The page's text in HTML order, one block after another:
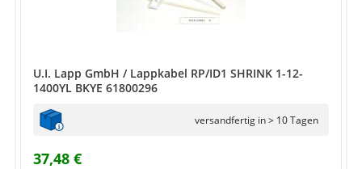
U.I. Lapp GmbH / Lappkabel RP/ID1 SHRINK 1-12-
1400YL BKYE 61800296
versandfertig in > 10 Tagen
37,48 €